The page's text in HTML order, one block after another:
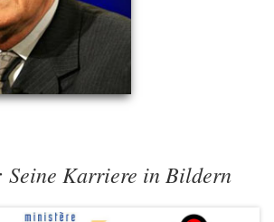
Seine Karriere in Bildern